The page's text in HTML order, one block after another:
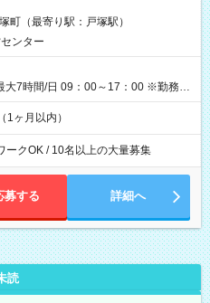
～17:30（休憩1時間） 時給1,300円
通費 ※当日の役割により時給＋100
7:00～13:30（休憩なし） 時給1,300
＝日収8,400円＋交通費 【試用期
町（最寄り駅：戸塚駅）
ンター
大7時間/日 09：00～17：00 ※勤務時
す。
1ヶ月以内）
ークOK / 10名以上の大量募集
募する 詳細へ
読